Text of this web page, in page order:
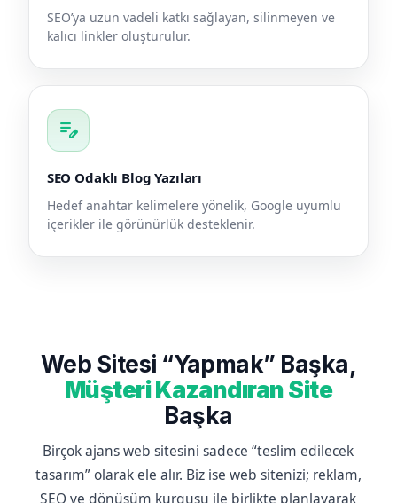
SEO’ya uzun vadeli katkı sağlayan, silinmeyen ve
kalıcı linkler oluşturulur.
edit_note
SEO Odaklı Blog Yazıları
Hedef anahtar kelimelere yönelik, Google uyumlu
içerikler ile görünürlük desteklenir.
Web Sitesi “Yapmak” Başka,
Müşteri Kazandıran Site
Başka
Birçok ajans web sitesini sadece “teslim edilecek
tasarım” olarak ele alır. Biz ise web sitenizi; reklam,
SEO ve dönüşüm kurgusu ile birlikte planlayarak